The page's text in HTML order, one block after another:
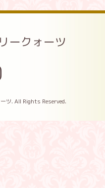
ークォーツ
ツ. All Rights Reserved.